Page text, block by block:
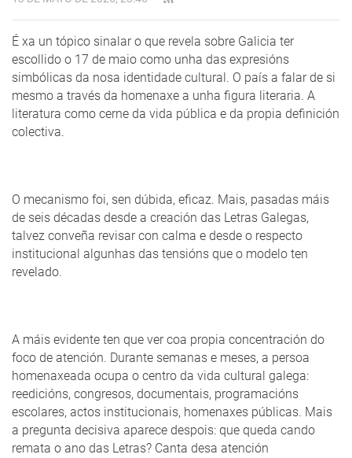
É xa un tópico sinalar o que revela sobre Galicia ter
escollido o 17 de maio como unha das expresións
simbólicas da nosa identidade cultural. O país a falar de si
mesmo a través da homenaxe a unha figura literaria. A
literatura como cerne da vida pública e da propia definición
colectiva.
O mecanismo foi, sen dúbida, eficaz. Mais, pasadas máis
de seis décadas desde a creación das Letras Galegas,
talvez conveña revisar con calma e desde o respecto
institucional algunhas das tensións que o modelo ten
revelado.
A máis evidente ten que ver coa propia concentración do
foco de atención. Durante semanas e meses, a persoa
homenaxeada ocupa o centro da vida cultural galega:
reedicións, congresos, documentais, programacións
escolares, actos institucionais, homenaxes públicas. Mais
a pregunta decisiva aparece despois: que queda cando
remata o ano das Letras? Canta desa atención